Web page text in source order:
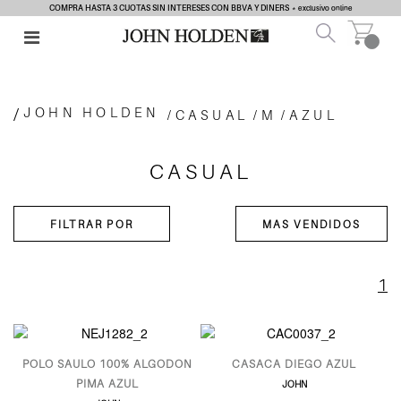
COMPRA HASTA 3 CUOTAS SIN INTERESES CON BBVA Y DINERS * exclusivo online
JOHN HOLDEN CASUAL M AZUL
CASUAL
1
POLO SAULO 100% ALGODON
PIMA AZUL
CASACA DIEGO AZUL
JOHN